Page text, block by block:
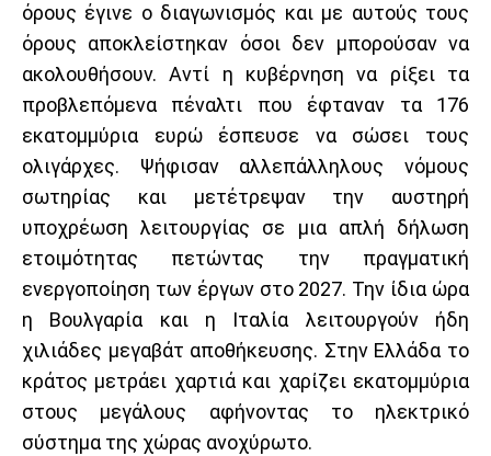
όρους έγινε ο διαγωνισμός και με αυτούς τους
όρους αποκλείστηκαν όσοι δεν μπορούσαν να
ακολουθήσουν. Αντί η κυβέρνηση να ρίξει τα
προβλεπόμενα πέναλτι που έφταναν τα 176
εκατομμύρια ευρώ έσπευσε να σώσει τους
ολιγάρχες. Ψήφισαν αλλεπάλληλους νόμους
σωτηρίας και μετέτρεψαν την αυστηρή
υποχρέωση λειτουργίας σε μια απλή δήλωση
ετοιμότητας πετώντας την πραγματική
ενεργοποίηση των έργων στο 2027. Την ίδια ώρα
η Βουλγαρία και η Ιταλία λειτουργούν ήδη
χιλιάδες μεγαβάτ αποθήκευσης. Στην Ελλάδα το
κράτος μετράει χαρτιά και χαρίζει εκατομμύρια
στους μεγάλους αφήνοντας το ηλεκτρικό
σύστημα της χώρας ανοχύρωτο.